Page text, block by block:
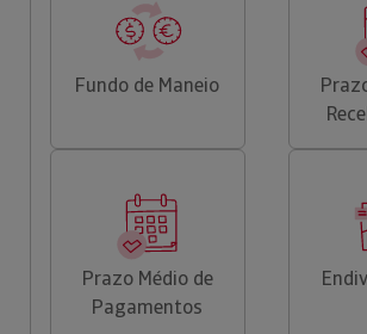
Fundo de Maneio
Prazo Médio de
Pagamentos